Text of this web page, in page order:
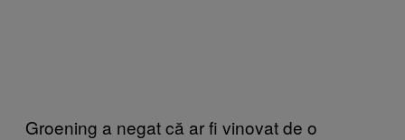
Groening a negat că ar fi vinovat de o